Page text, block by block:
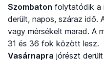
Szombaton folytatódik a
derült, napos, száraz idő.
vagy mérsékelt marad. A
31 és 36 fok között lesz.
Vasárnapra jórészt